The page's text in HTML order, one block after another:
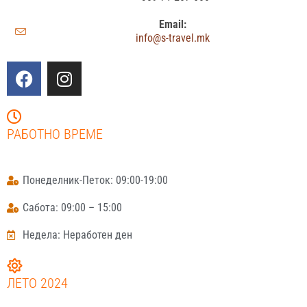
Email:
info@s-travel.mk
РАБОТНО ВРЕМЕ
Понеделник-Петок: 09:00-19:00
Сабота: 09:00 – 15:00
Недела: Неработен ден
ЛЕТО 2024